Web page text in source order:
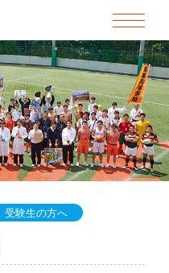
受験生の方へ